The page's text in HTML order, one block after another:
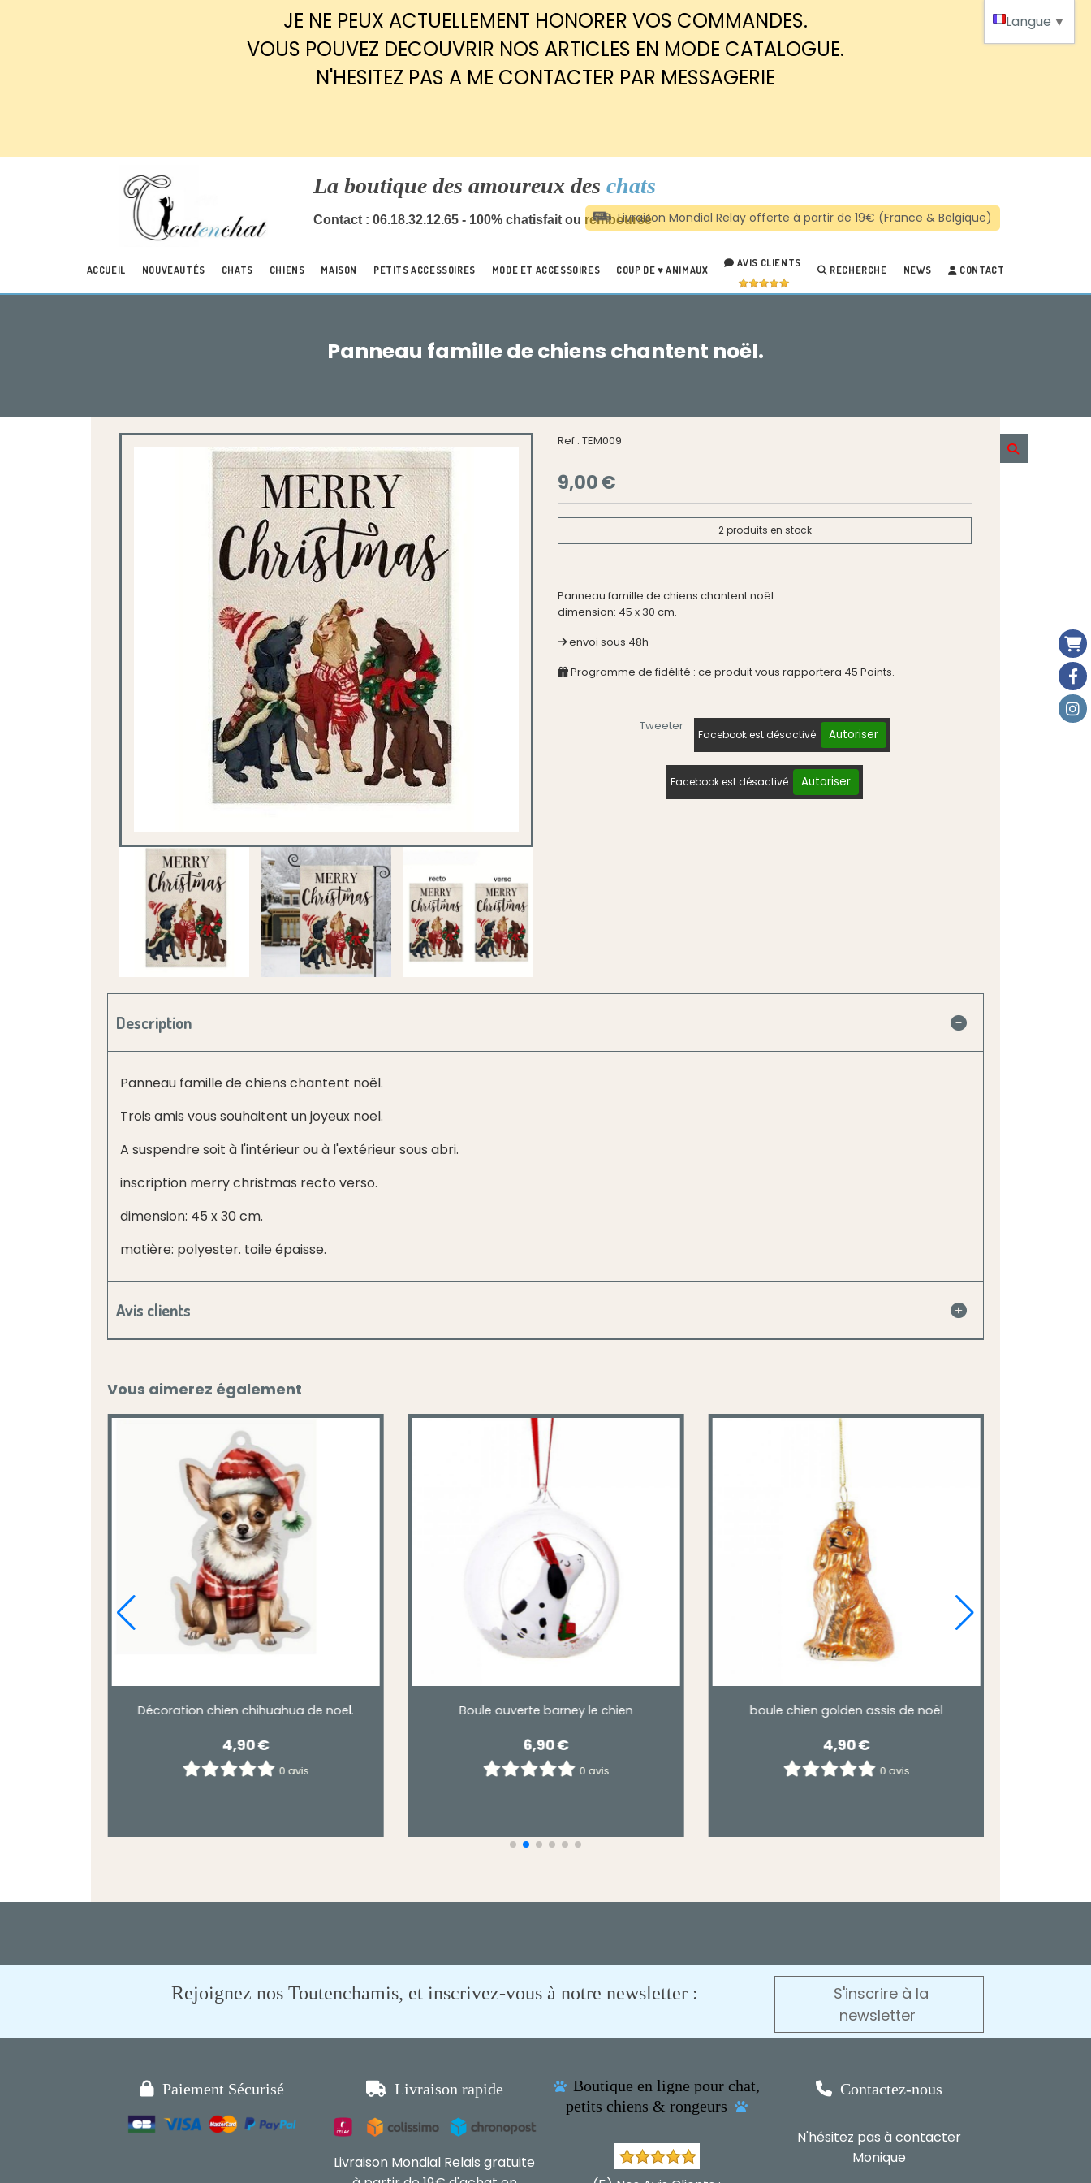
JE NE PEUX ACTUELLEMENT HONORER VOS COMMANDES.
VOUS POUVEZ DECOUVRIR NOS ARTICLES EN MODE CATALOGUE.
N'HESITEZ PAS A ME CONTACTER PAR MESSAGERIE
La boutique des amoureux des chats
Contact : 06.18.32.12.65 - 100% chatisfait ou remboursé
ACCUEIL NOUVEAUTÉS CHATS CHIENS MAISON PETITS ACCESSOIRES MODE ET ACCESSOIRES COUP DE ♥ ANIMAUX
AVIS CLIENTS
RECHERCHE NEWS CONTACT
Panneau famille de chiens chantent noël.
Ref : TEM009
9,00€
2produits en stock
Panneau famille de chiens chantent noël.
dimension: 45 x 30 cm.
envoi sous 48h
Programme de fidélité : ce produit vous rapportera 45 Points.
Tweeter
Facebook est désactivé. Autoriser
Facebook est désactivé. Autoriser
Description
Panneau famille de chiens chantent noël.
Trois amis vous souhaitent un joyeux noel.
A suspendre soit à l'intérieur ou à l'extérieur sous abri.
inscription merry christmas recto verso.
dimension: 45 x 30 cm.
matière: polyester. toile épaisse.
Avis clients
Vous aimerez également
boule chien golden assis de noël Boule demie sphère chien de noêl boule de noel avec un adorable chien .
Rejoignez nos Toutenchamis, et inscrivez-vous à notre newsletter :
S'inscrire à la
newsletter
 Paiement Sécurisé  Livraison rapide
Livraison Mondial Relais gratuite
 Boutique en ligne pour chat,
petits chiens & rongeurs

 Contactez-nous
N'hésitez pas à contacter
Monique
Langue ▼